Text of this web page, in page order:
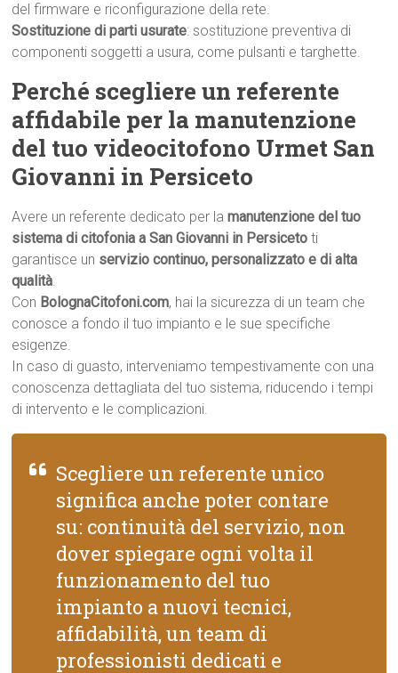
del firmware e riconfigurazione della rete.
Sostituzione di parti usurate: sostituzione preventiva di
componenti soggetti a usura, come pulsanti e targhette.
Perché scegliere un referente
affidabile per la manutenzione
del tuo videocitofono Urmet San
Giovanni in Persiceto
Avere un referente dedicato per lamanutenzione del tuo
sistema di citofonia a San Giovanni in Persiceto ti
garantisce un servizio continuo, personalizzato e di alta
qualità.
Con BolognaCitofoni.com, hai la sicurezza di un team che
conosce a fondo il tuo impianto e le sue specifiche
esigenze.
In caso di guasto, interveniamo tempestivamente con una
conoscenza dettagliata del tuo sistema, riducendo i tempi
di intervento e le complicazioni.
Scegliere un referente unico
significa anche poter contare
su: continuità del servizio, non
dover spiegare ogni volta il
funzionamento del tuo
impianto a nuovi tecnici,
affidabilità, un team di
professionisti dedicati e